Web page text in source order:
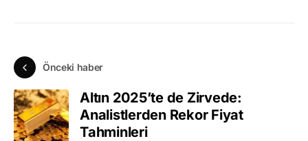
Önceki haber
Altın 2025’te de Zirvede:
Analistlerden Rekor Fiyat
Tahminleri